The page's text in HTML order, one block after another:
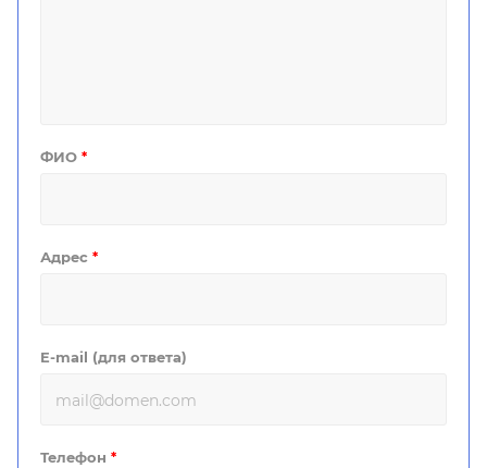
ФИО *
Адрес *
E-mail (для ответа)
Телефон *